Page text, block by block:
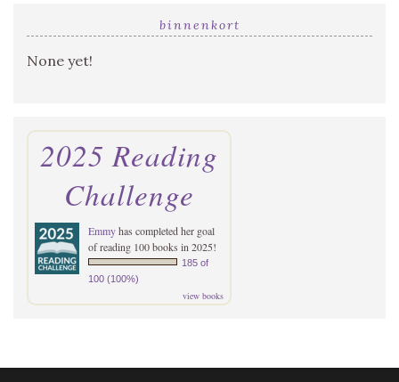
binnenkort
None yet!
2025 Reading
Challenge
Emmyhas completed her goal
of reading 100 books in 2025!
185 of
100 (100%)
view books